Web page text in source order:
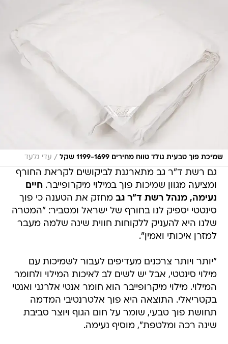
שמיכת פוך טבעית גולד טווח מחירים 1199-1699 שקל / עדי גלעד
גם רשת ד"ר גב מתארגנת לביקושים לקראת החורף
ומציעה מגוון שמיכות פוך במילוי מיקרופייבר.חיים
נעימה, מנהל רשת ד"ר גב מחזק את הטענה כי פוך
סינטטי יספיק לנו בחורף של ישראל ומסביר: "המטרה
שלנו היא להעניק ללקוחות חווית שינה שלמה מעבר
למזרן איכותי ואמין".
"יותר ויותר צרכנים מעדיפים לעבור לשמיכות עם
מילוי סינטטי, אבל יש לשים לב לאיכות המילוי ולחומר
המילוי. מילוי מיקרופייבר הוא חומר אנטי אלרגני ואנטי
בקטריאלי. התוצאה היא פוך אלטרנטיבי המדמה
תחושת פוך טבעי, שומר על חום הגוף ויוצר סביבת
שינה רכה ומלטפת", מוסיף נעימה.